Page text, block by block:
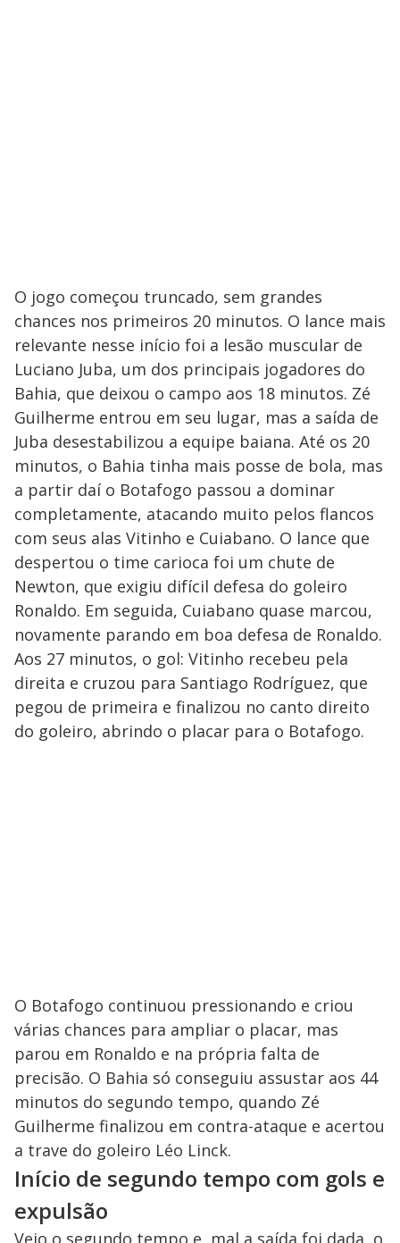
O jogo começou truncado, sem grandes
chances nos primeiros 20 minutos. O lance mais
relevante nesse início foi a lesão muscular de
Luciano Juba, um dos principais jogadores do
Bahia, que deixou o campo aos 18 minutos. Zé
Guilherme entrou em seu lugar, mas a saída de
Juba desestabilizou a equipe baiana. Até os 20
minutos, o Bahia tinha mais posse de bola, mas
a partir daí o Botafogo passou a dominar
completamente, atacando muito pelos flancos
com seus alas Vitinho e Cuiabano. O lance que
despertou o time carioca foi um chute de
Newton, que exigiu difícil defesa do goleiro
Ronaldo. Em seguida, Cuiabano quase marcou,
novamente parando em boa defesa de Ronaldo.
Aos 27 minutos, o gol: Vitinho recebeu pela
direita e cruzou para Santiago Rodríguez, que
pegou de primeira e finalizou no canto direito
do goleiro, abrindo o placar para o Botafogo.
O Botafogo continuou pressionando e criou
várias chances para ampliar o placar, mas
parou em Ronaldo e na própria falta de
precisão. O Bahia só conseguiu assustar aos 44
minutos do segundo tempo, quando Zé
Guilherme finalizou em contra-ataque e acertou
a trave do goleiro Léo Linck.
Início de segundo tempo com gols e
expulsão
Veio o segundo tempo e, mal a saída foi dada, o